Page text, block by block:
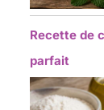
Recette de
parfait